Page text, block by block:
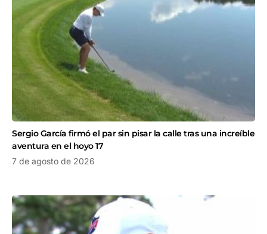
Sergio García firmó el par sin pisar la calle tras una increíble
aventura en el hoyo 17
7 de agosto de 2026